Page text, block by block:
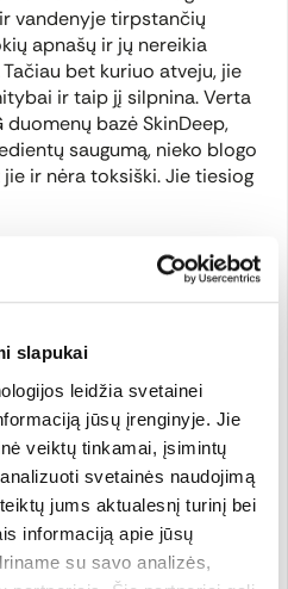
slapukai
leidžia svetainei
jūsų įrenginyje. Jie
veiktų tinkamai, įsimintų
svetainės naudojimą
jums aktualesnį turinį bei
informaciją apie jūsų
su savo analizės,
vandenyje tirpstančių
apnašų ir jų nereikia
bet kuriuo atveju, jie
ir taip jį silpnina. Verta
duomenų bazėSkinDeep,
saugumą, nieko blogo
ir nėra toksiški. Jie tiesiog
iš augalų aliejų bei
ir kitų medžiagų, kurios
nėra momentinis, o
kiekvienu tokio
gaunama nauja naudingų
svarbiausias darbas
pačiu plaukų per daug
darbas yra pagerinti
regeneruoti, balansuoti